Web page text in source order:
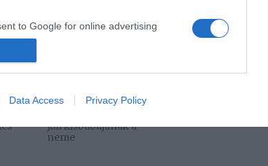
to Google for online advertising
related to analytics like cookies on
Data Access Privacy Policy
2026-08-06.
Juli kisbabájának a
neme